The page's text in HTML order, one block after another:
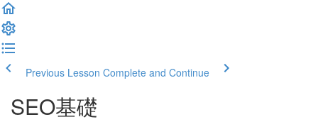
Previous Lesson Complete and Continue
SEO基礎